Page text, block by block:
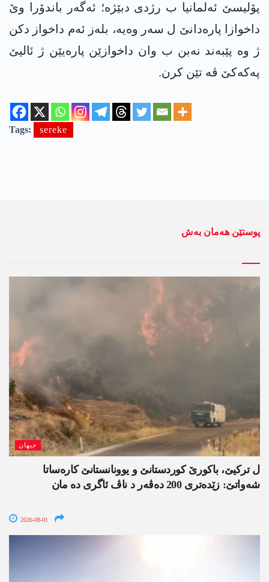
پۆلیسێ ئەلمانیا ب رژدی دبێژە؛ ئەگەر باندۆرا وێ
داخوازا پارەدانێ ل سەر وەیە، بلەز ئەم داخواز دکن
ژ وە پێبەند نەبن ب وان داخوازێن پارەیێن ژ ئالیێ
پەکەکێ ڤە تێن کرن.
Tags: sereke
پوستێن ھەمان بەش
جیھان
ل ترکیێ، باکورێ کوردستانێ و یوونانستانێ کارەساتا
شەواتێ: زێدەتری 200 دەڤەر د ناڤ ئاگری دە مان
2026-08-01